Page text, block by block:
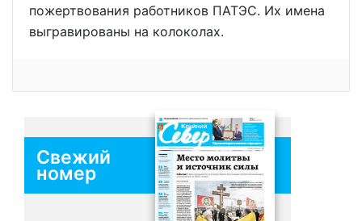
пожертвования работников ПАТЭС. Их имена
выгравированы на колоколах.
Свежий
номер